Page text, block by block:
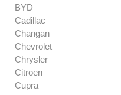
BYD
Cadillac
Changan
Chevrolet
Chrysler
Citroen
Cupra